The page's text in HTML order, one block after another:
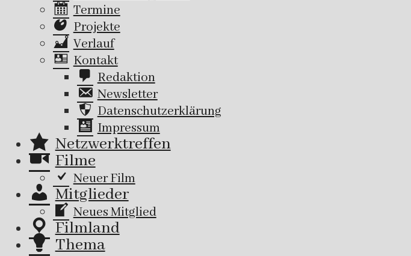
Termine
Projekte
Verlauf
Kontakt
Redaktion
Newsletter
Datenschutzerklärung
Impressum
Netzwerktreffen
Filme
Neuer Film
Mitglieder
Neues Mitglied
Filmland
Thema